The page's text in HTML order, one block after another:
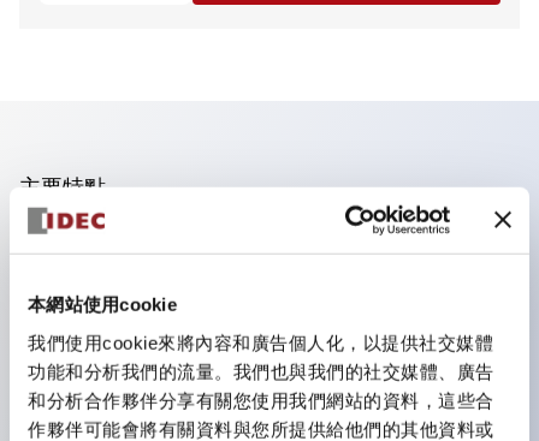
本網站使用cookie
我們使用cookie來將內容和廣告個人化，以提供社交媒體
功能和分析我們的流量。我們也與我們的社交媒體、廣告
和分析合作夥伴分享有關您使用我們網站的資料，這些合
作夥伴可能會將有關資料與您所提供給他們的其他資料或
主要特點
業界首創！一個LED實現6種顏色功能
色。不僅減少了色彩更換與庫存管理的工時，還是一款環保
產品。
採用新型LED，提高可視性，符合ISO規定的安全色
簡單配線，提高作業效率